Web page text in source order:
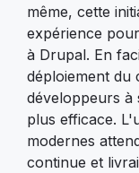
même, cette
expérience
à Drupal. En
déploiement du
développeurs à
plus efficace.
modernes
continue et